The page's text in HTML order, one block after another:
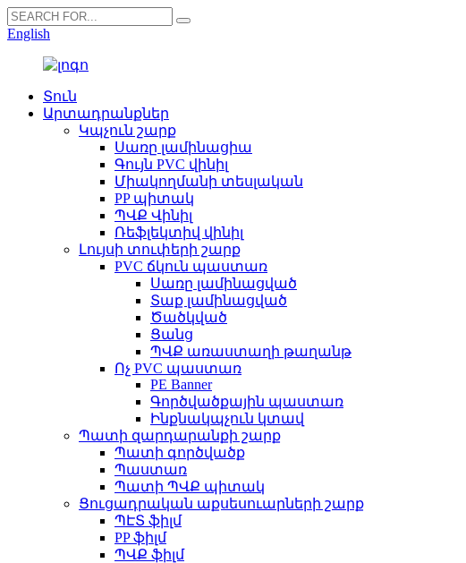
English
Տուն
Արտադրանքներ
Կպչուն շարք
Սառը լամինացիա
Գույն PVC վինիլ
Միակողմանի տեսլական
PP պիտակ
ՊՎՔ Վինիլ
Ռեֆլեկտիվ վինիլ
Լույսի տուփերի շարք
PVC ճկուն պաստառ
Սառը լամինացված
Տաք լամինացված
Ծածկված
Ցանց
ՊՎՔ առաստաղի թաղանթ
Ոչ PVC պաստառ
PE Banner
Գործվածքային պաստառ
Ինքնակպչուն կտավ
Պատի զարդարանքի շարք
Պատի գործվածք
Պաստառ
Պատի ՊՎՔ պիտակ
Ցուցադրական աքսեսուարների շարք
ՊԷՏ ֆիլմ
PP ֆիլմ
ՊՎՔ ֆիլմ